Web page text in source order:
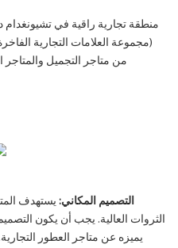
منطقة تجارية راقية في تشيونغدام
(مجموعة العلامات التجارية
من متاجر التجميل والمتاجر
التصميم المكاني: يستهدف
الثروات العالية. يجب أن يكون
يميزه عن متاجر العطور